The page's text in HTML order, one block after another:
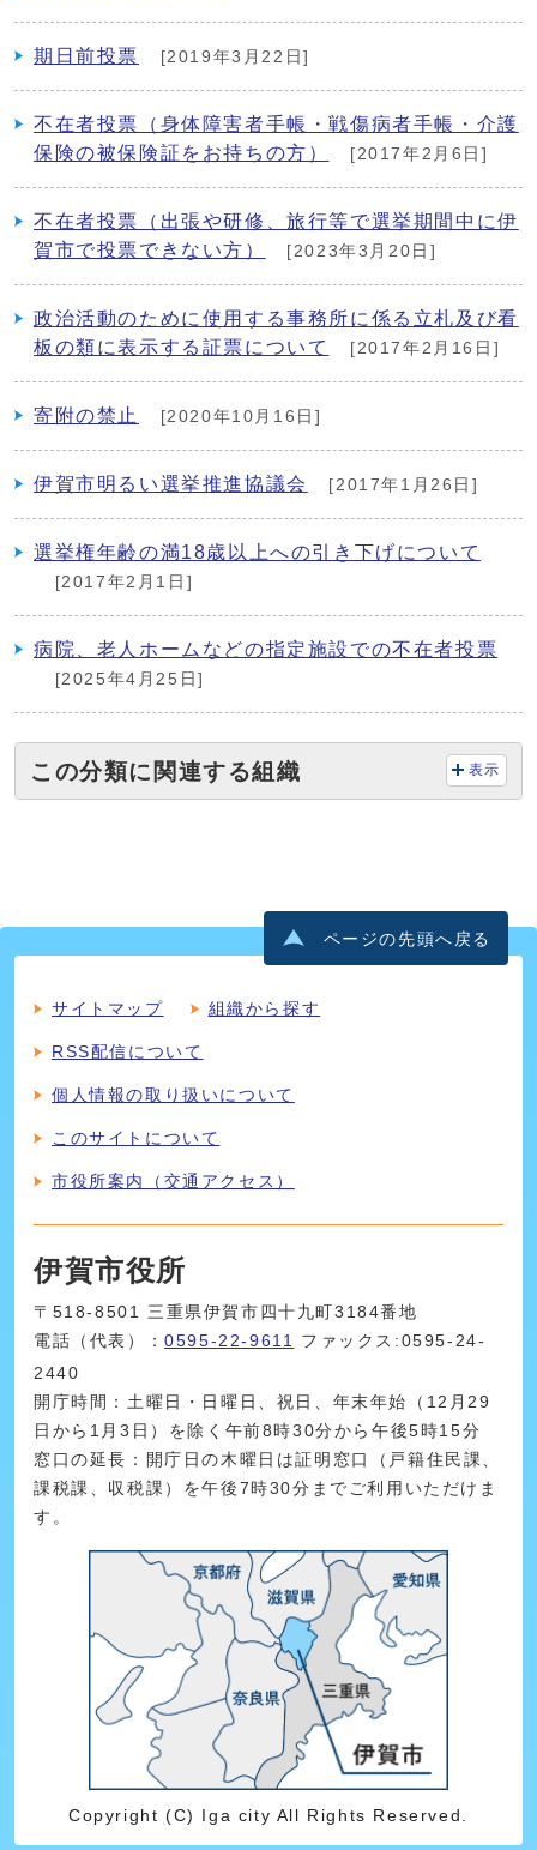
期日前投票 [2019年3月22日]
不在者投票（身体障害者手帳・戦傷病者手帳・介護
保険の被保険証をお持ちの方）
[2017年2月6日]
不在者投票（出張や研修、旅行等で選挙期間中に伊
賀市で投票できない方）
[2023年3月20日]
政治活動のために使用する事務所に係る立札及び看
板の類に表示する証票について
[2017年2月16日]
寄附の禁止 [2020年10月16日]
伊賀市明るい選挙推進協議会 [2017年1月26日]
選挙権年齢の満18歳以上への引き下げについて
[2017年2月1日]
病院、老人ホームなどの指定施設での不在者投票
[2025年4月25日]
この分類に関連する組織 表示
ページの先頭へ戻る
サイトマップ 組織から探す
RSS配信について
個人情報の取り扱いについて
このサイトについて
市役所案内（交通アクセス）
伊賀市役所
〒518-8501 三重県伊賀市四十九町3184番地
電話（代表）：0595-22-9611
ファックス:0595-24-
2440
開庁時間：土曜日・日曜日、祝日、年末年始（12月29
日から1月3日）を除く午前8時30分から午後5時15分
窓口の延長：開庁日の木曜日は証明窓口（戸籍住民課、
課税課、収税課）を午後7時30分までご利用いただけま
す。
Copyright (C) Iga city All Rights Reserved.